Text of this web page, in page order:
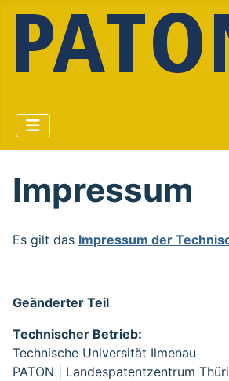
Impressum
Es gilt das Impressum der
Geänderter Teil
Technischer Betrieb:
Technische Universität Ilmenau
PATON | Landespatentzentrum